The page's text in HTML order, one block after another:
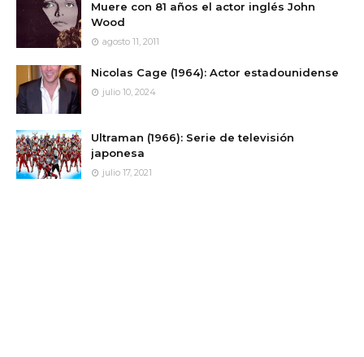
Muere con 81 años el actor inglés John
Wood
agosto 11, 2011
Nicolas Cage (1964): Actor estadounidense
julio 10, 2024
Ultraman (1966): Serie de televisión
japonesa
julio 17, 2021